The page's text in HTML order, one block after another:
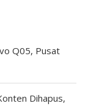
Q05, Pusat
Dihapus,